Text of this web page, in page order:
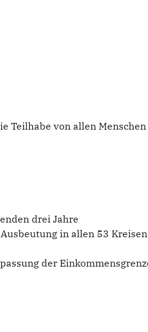
Teilhabe von allen
drei Jahre
in allen 53
der